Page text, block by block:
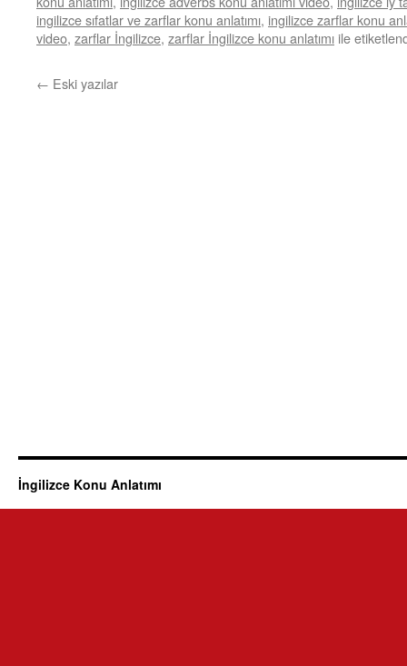
ingilizce sıfatlar ve zarflar konu anlatımı, ingilizce zarflar konu
video, zarflar İngilizce, zarflar İngilizce konu anlatımı ile
← Eski yazılar
İngilizce Konu Anlatımı